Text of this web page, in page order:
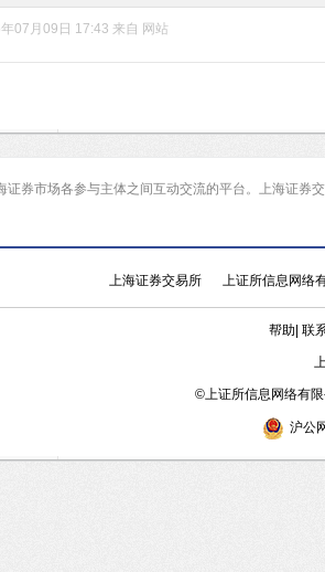
07月09日 17:43 来自 网站
证券市场各参与主体之间互动交流的平台。上海证券
上海证券交易所 上证所信息网络
帮助 联
©上证所信息网络有
沪公